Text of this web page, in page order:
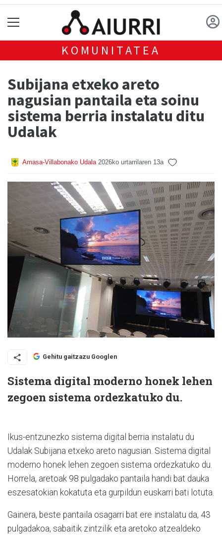
KOMUNITATEA
Subijana etxeko areto
nagusian pantaila eta soinu
sistema berria instalatu ditu
Udalak
Amasa-Villabonako Udala 2026ko urtarrilaren 13a
Gehitu gaitzazu Googlen
Sistema digital moderno honek lehen
zegoen sistema ordezkatuko du.
Ikus-entzunezko sistema digital berria instalatu du
Udalak Subijana etxeko areto nagusian. Sistema digital
moderno honek lehen zegoen sistema ordezkatuko du.
Horrela, aretoak 98 pulgadako pantaila handi bat dauka
eszesatokian kokatuta eta gurpildun euskarri bati lotuta.
Gainera, beste pantaila osagarri bat ere instalatu da, 43
pulgadakoa, sabaitik zintzilik eta aretoko atzealdeko